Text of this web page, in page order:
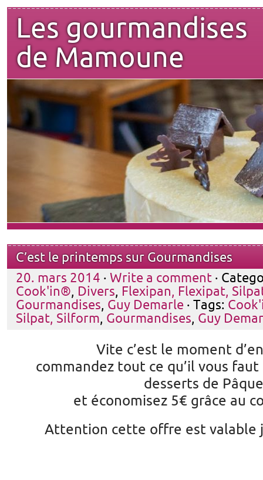
Les gourmandises
de Mamoune
C’est le printemps sur Gourmandises
20. mars 2014 · Write a comment ·
Cook'in®, Divers, Flexipan, Flexipat,
Gourmandises, Guy Demarle · Tags:
Silpat, Silform, Gourmandises, Guy
Vite c’est le moment
commandez tout ce qu’il vous
desserts de
et économisez 5€ grâce au
Attention cette offre est valable